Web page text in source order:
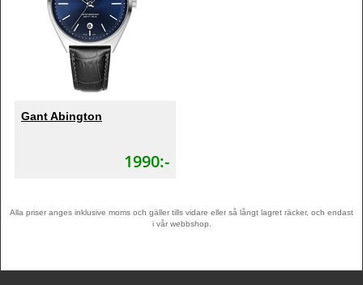
Gant Abington
1990:-
Alla priser anges inklusive moms och gäller tills vidare eller så långt lagret räcker, och endast
i vår webbshop.